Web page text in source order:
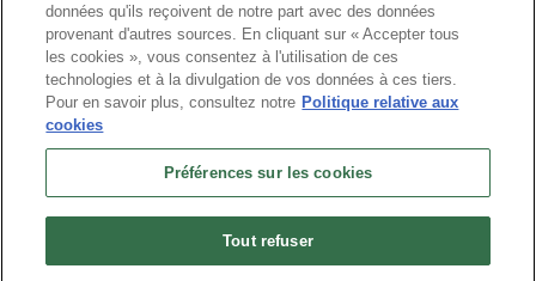
Préférences sur les cookies
données qu'ils reçoivent de notre part avec des données
provenant d'autres sources. En cliquant sur « Accepter tous
les cookies », vous consentez à l'utilisation de ces
technologies et à la divulgation de vos données à ces tiers.
Pour en savoir plus, consultez notre Politique relative aux
cookies
Préférences sur les cookies
Tout refuser